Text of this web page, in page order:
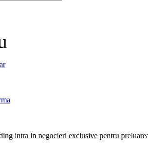
intra in negocieri exclusive pentru